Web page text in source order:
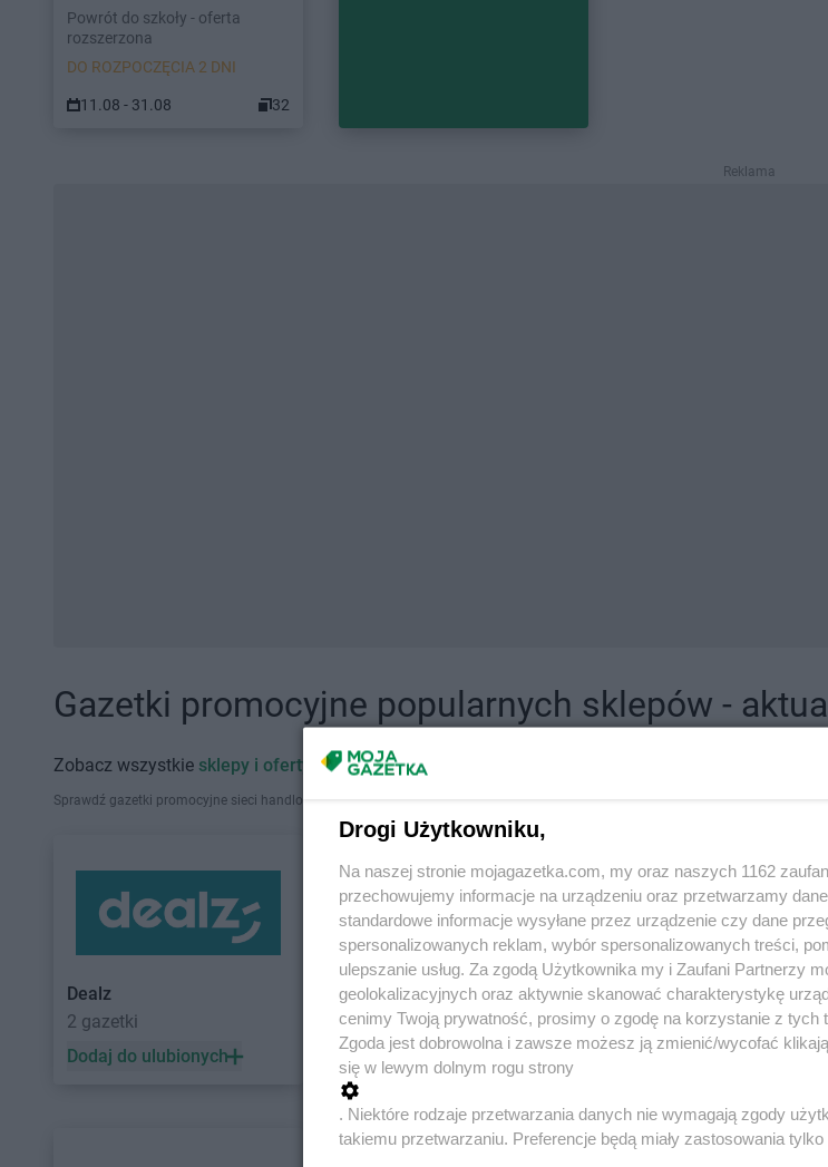
Powrót do szkoły - oferta
rozszerzona
DO ROZPOCZĘCIA 2 DNI
11.08 - 31.08 32
Reklama
Gazetki promocyjne popularnych sklepów -
Zobacz wszystkie sklepy i oferty promocyjne
Sprawdź gazetki promocyjne sieci handlowych, które działają w Polsce. Znajdziesz tutaj sklepy należące do lokalnych sieci
Dealz
2 gazetki
Dodaj do ulubionych
POLOmarket
10 gazetek
Dodaj do ulubionych
PEPCO
1 gazetka
Dodaj do ulubionych
Drogi Użytkowniku,
Na naszej stronie mojagazetka.com, my oraz naszych 1162
przechowujemy informacje na urządzeniu oraz przetwarzamy
standardowe informacje wysyłane przez urządzenie czy dane
spersonalizowanych reklam, wybór spersonalizowanych treści,
ulepszanie usług. Za zgodą Użytkownika my i Zaufani Partnerzy
geolokalizacyjnych oraz aktywnie skanować charakterystykę
cenimy Twoją prywatność, prosimy o zgodę na korzystanie z tych
Zgoda jest dobrowolna i zawsze możesz ją zmienić/wycofać
się w lewym dolnym rogu strony
. Niektóre rodzaje przetwarzania danych nie wymagają zgody
takiemu przetwarzaniu. Preferencje będą miały zastosowania tylko